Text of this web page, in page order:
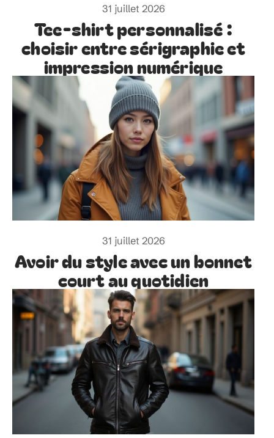
31 juillet 2026
Tee-shirt personnalisé :
choisir entre sérigraphie et
impression numérique
31 juillet 2026
Avoir du style avec un bonnet
court au quotidien